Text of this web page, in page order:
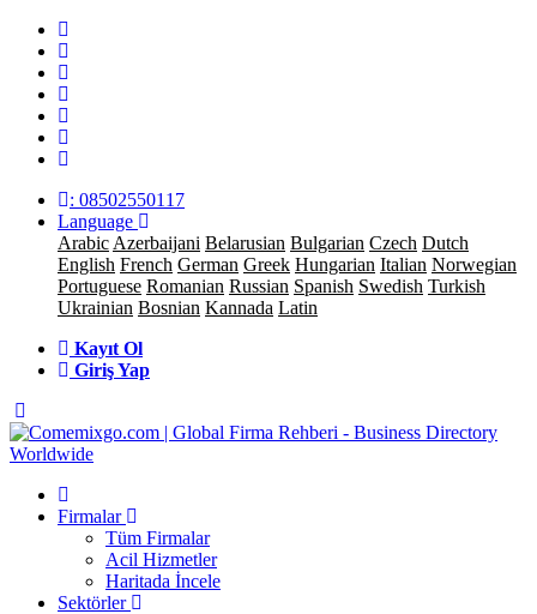
: 08502550117
Language
Arabic Azerbaijani Belarusian Bulgarian Czech Dutch
English French German Greek Hungarian Italian Norwegian
Portuguese Romanian Russian Spanish Swedish Turkish
Ukrainian Bosnian Kannada Latin
Kayıt Ol
Giriş Yap
Firmalar
Tüm Firmalar
Acil Hizmetler
Haritada İncele
Sektörler